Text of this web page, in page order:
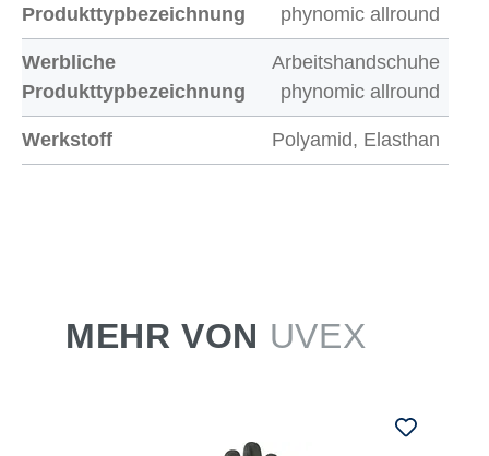
Produkttypbezeichnung phynomic allround
Werbliche
Produkttypbezeichnung
Arbeitshandschuhe
phynomic allround
Werkstoff Polyamid, Elasthan
MEHR VON UVEX